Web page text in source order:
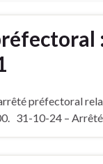
préfectoral
31-10-24 –